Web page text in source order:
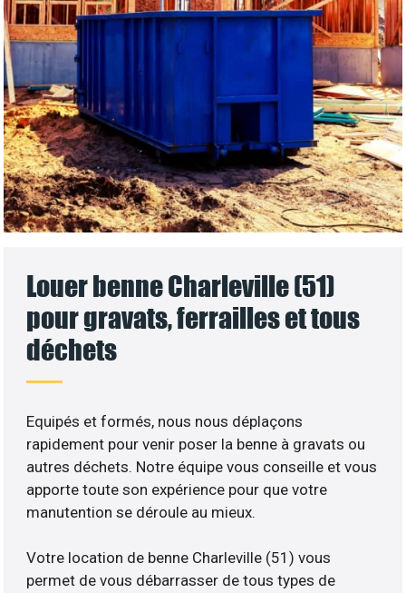
Louer benne Charleville (51)
pour gravats, ferrailles et tous
déchets
Equipés et formés, nous nous déplaçons
rapidement pour venir poser la benne à gravats ou
autres déchets. Notre équipe vous conseille et vous
apporte toute son expérience pour que votre
manutention se déroule au mieux.
Votre location de benne Charleville (51) vous
permet de vous débarrasser de tous types de